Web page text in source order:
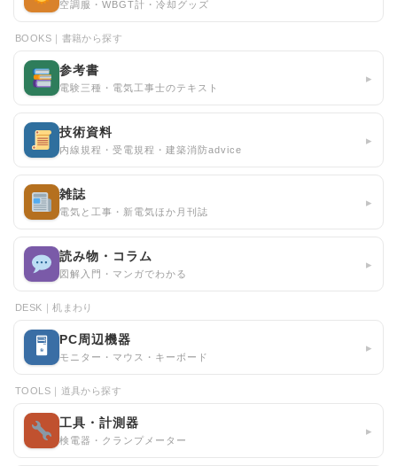
空調服・WBGT計・冷却グッズ
BOOKS｜書籍から探す
参考書
電験三種・電気工事士のテキスト
▸
技術資料
内線規程・受電規程・建築消防advice
▸
雑誌
電気と工事・新電気ほか月刊誌
▸
読み物・コラム
図解入門・マンガでわかる
▸
DESK｜机まわり
🖥 PC周辺機器
モニター・マウス・キーボード
▸
TOOLS｜道具から探す
工具・計測器
検電器・クランプメーター
▸